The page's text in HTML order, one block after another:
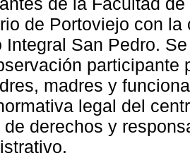
de Portoviejo con
Integral San Pedro.
participante
madres y
legal del
de derechos y